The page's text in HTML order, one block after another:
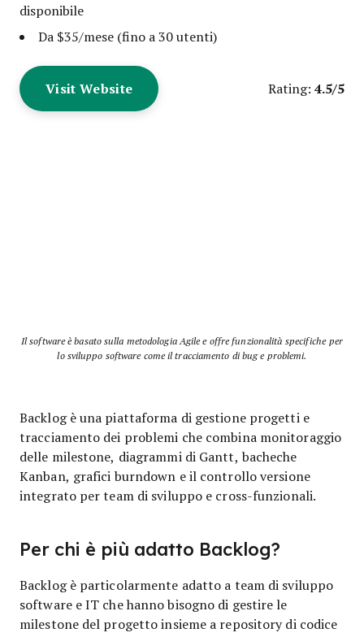
disponibile
Da $35/mese (fino a 30 utenti)
Visit Website Rating: 4.5/5
Il software è basato sulla metodologia Agile e offre funzionalità specifiche per
lo sviluppo software come il tracciamento di bug e problemi.
Backlog è una piattaforma di gestione progetti e
tracciamento dei problemi che combina monitoraggio
delle milestone, diagrammi di Gantt, bacheche
Kanban, grafici burndown e il controllo versione
integrato per team di sviluppo e cross-funzionali.
Per chi è più adatto Backlog?
Backlog è particolarmente adatto a team di sviluppo
software e IT che hanno bisogno di gestire le
milestone del progetto insieme a repository di codice